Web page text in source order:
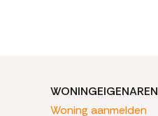
WONINGEIGENAREN
Woning aanmelden